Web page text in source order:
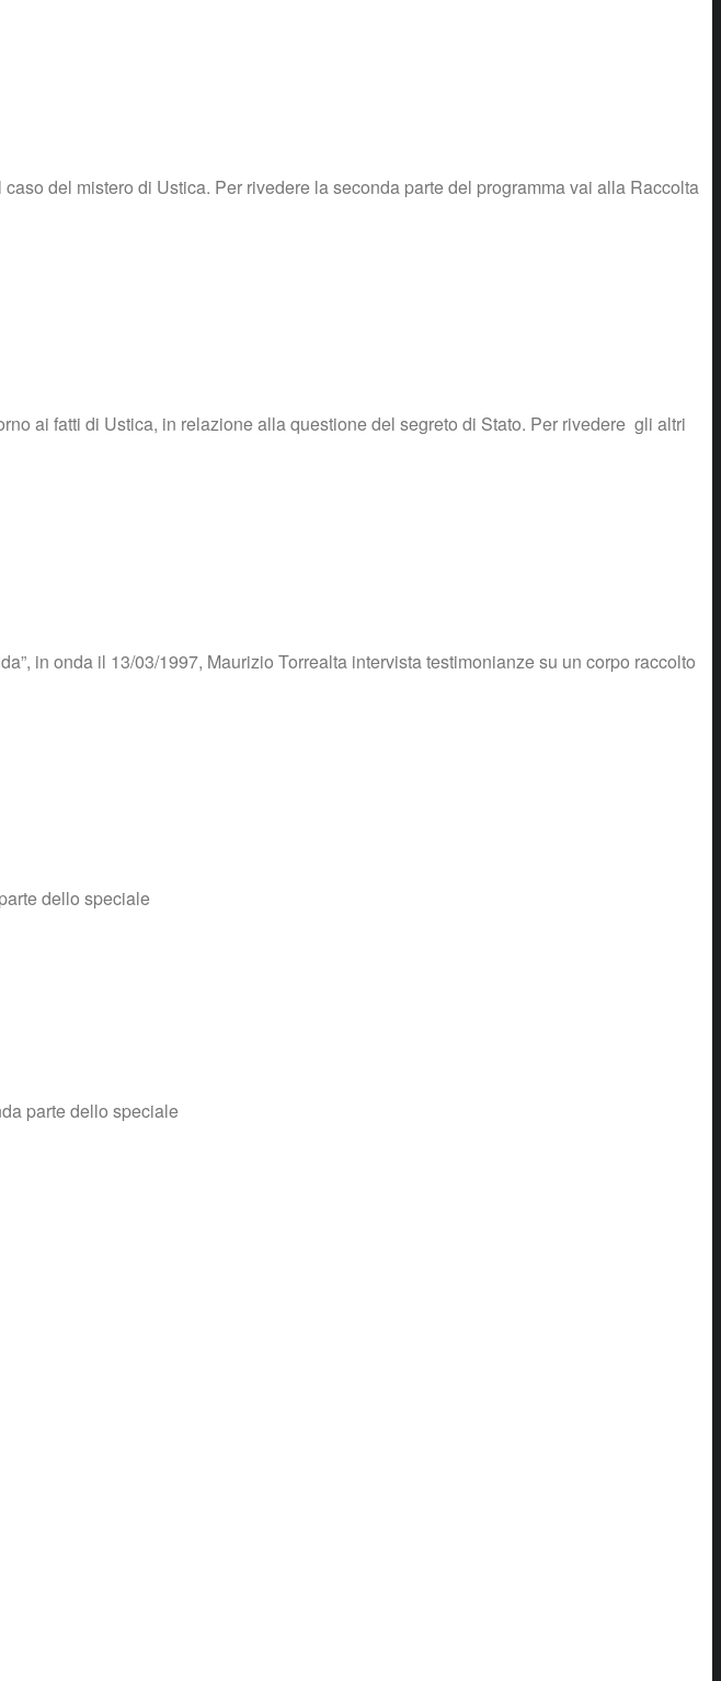
del mistero di Ustica. Per rivedere la seconda parte del programma vai alla Raccolta
ai fatti di Ustica, in relazione alla questione del segreto di Stato. Per rivedere gli altri
in onda il 13/03/1997, Maurizio Torrealta intervista testimonianze su un corpo raccolto
dello speciale
parte dello speciale